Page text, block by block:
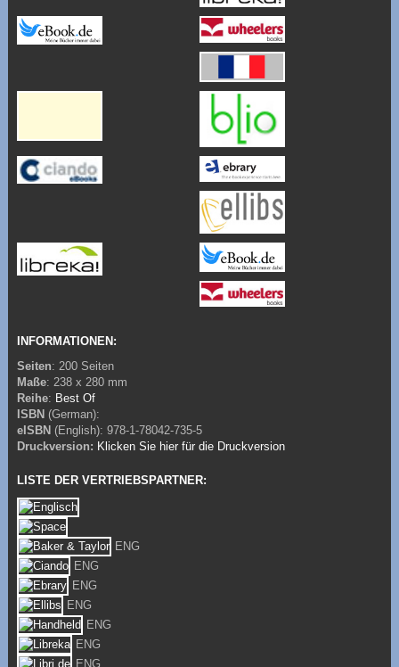
INFORMATIONEN:
Seiten: 200 Seiten
Maße: 238 x 280 mm
Reihe: Best Of
ISBN (German):
eISBN (English): 978-1-78042-735-5
Druckversion: Klicken Sie hier für die Druckversion
LISTE DER VERTRIEBSPARTNER:
ENG
ENG
ENG
ENG
ENG
ENG
ENG